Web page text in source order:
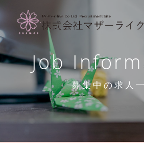
Job
募集中の求人